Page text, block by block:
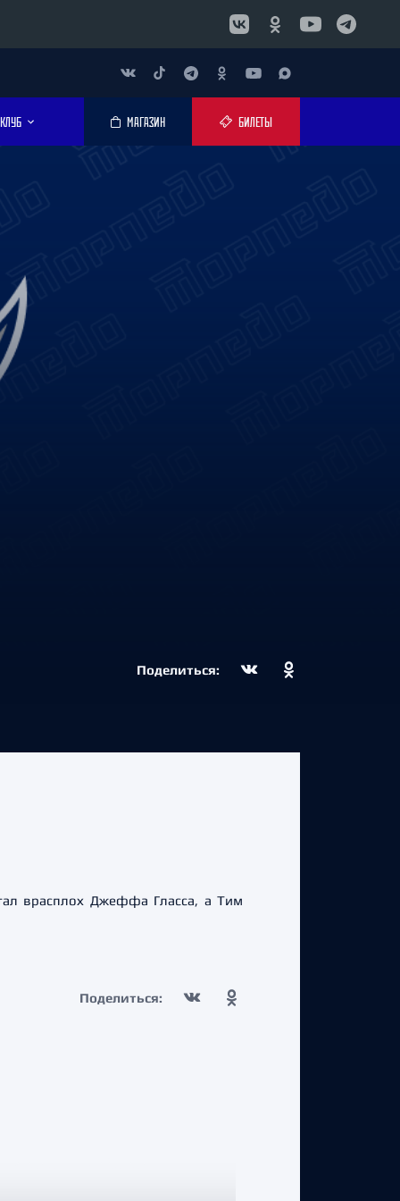
КЛУБ МАГАЗИН БИЛЕТЫ
Поделиться:
врасплох Джеффа Гласса, а Тим
Поделиться: